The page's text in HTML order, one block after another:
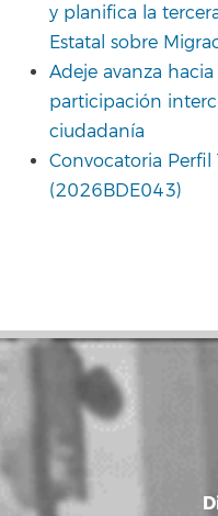
y planifica la
Estatal sobre
Adeje avanza
participación
ciudadanía
Convocatoria
(2026BDE043)